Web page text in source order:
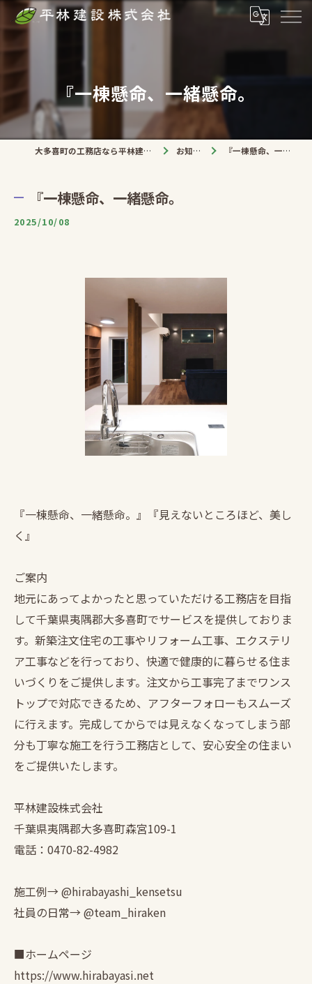
『一棟懸命、一緒懸命。
大多喜町の工務店なら平林建設株式会社 お知らせ 『一棟懸命、一緒懸命。
『一棟懸命、一緒懸命。
2025/10/08
『一棟懸命、一緒懸命。』『見えないところほど、美し
く』
ご案内
地元にあってよかったと思っていただける工務店を目指
して千葉県夷隅郡大多喜町でサービスを提供しておりま
す。新築注文住宅の工事やリフォーム工事、エクステリ
ア工事などを行っており、快適で健康的に暮らせる住ま
いづくりをご提供します。注文から工事完了までワンス
トップで対応できるため、アフターフォローもスムーズ
に行えます。完成してからでは見えなくなってしまう部
分も丁寧な施工を行う工務店として、安心安全の住まい
をご提供いたします。
平林建設株式会社
千葉県夷隅郡大多喜町森宮109-1
電話：0470-82-4982
施工例→ @hirabayashi_kensetsu
社員の日常→ @team_hiraken
■ホームページ
https://www.hirabayasi.net